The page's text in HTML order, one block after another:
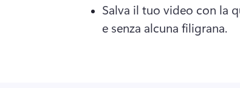
Salva il tuo video con la
e senza alcuna filigrana.